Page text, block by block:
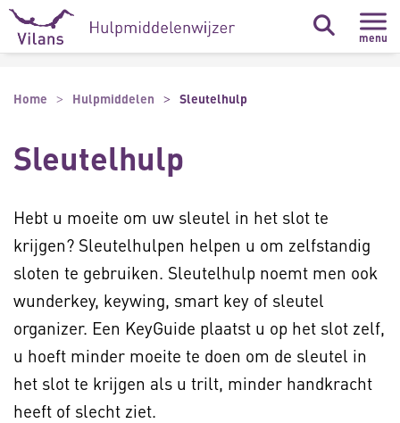
Naar hoofdinhoud
Naar footer
menu
Home Hulpmiddelen Sleutelhulp
Sleutelhulp
Hebt u moeite om uw sleutel in het slot te
krijgen? Sleutelhulpen helpen u om zelfstandig
sloten te gebruiken. Sleutelhulp noemt men ook
wunderkey, keywing, smart key of sleutel
organizer. Een KeyGuide plaatst u op het slot zelf,
u hoeft minder moeite te doen om de sleutel in
het slot te krijgen als u trilt, minder handkracht
heeft of slecht ziet.